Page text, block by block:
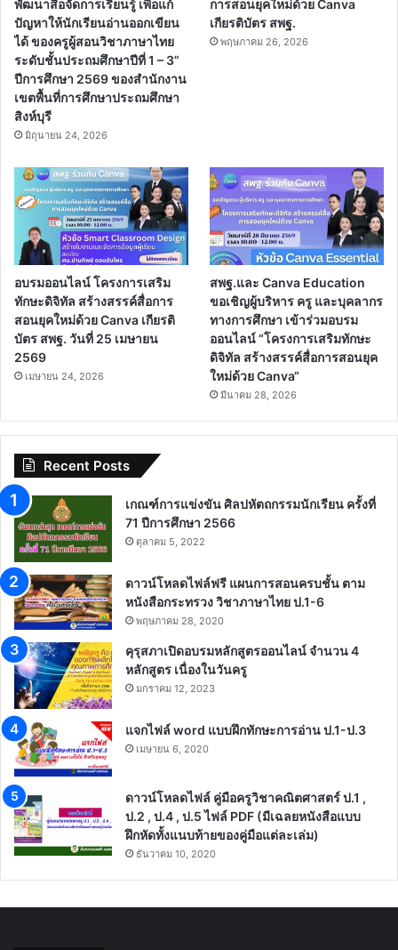
พัฒนาสื่อจัดการเรียนรู้ เพื่อแก้
ปัญหาให้นักเรียนอ่านออกเขียน
ได้ ของครูผู้สอนวิชาภาษาไทย
ระดับชั้นประถมศึกษาปีที่ 1 – 3”
ปีการศึกษา 2569 ของสำนักงาน
เขตพื้นที่การศึกษาประถมศึกษา
สิงห์บุรี
มิถุนายน 24, 2026
การสอนยุคใหม่ด้วย Canva
เกียรติบัตร สพฐ.
พฤษภาคม 26, 2026
อบรมออนไลน์ โครงการเสริม
ทักษะดิจิทัล สร้างสรรค์สื่อการ
สอนยุคใหม่ด้วย Canva เกียรติ
บัตร สพฐ. วันที่ 25 เมษายน
2569
เมษายน 24, 2026
สพฐ.และ Canva Education
ขอเชิญผู้บริหาร ครู และบุคลากร
ทางการศึกษา เข้าร่วมอบรม
ออนไลน์ “โครงการเสริมทักษะ
ดิจิทัล สร้างสรรค์สื่อการสอนยุค
ใหม่ด้วย Canva“
มีนาคม 28, 2026
Recent Posts
เกณฑ์การแข่งขัน ศิลปหัตถกรรมนักเรียน ครั้งที่
71 ปีการศึกษา 2566
ตุลาคม 5, 2022
ดาวน์โหลดไฟล์ฟรี แผนการสอนครบชั้น ตาม
หนังสือกระทรวง วิชาภาษาไทย ป.1-6
พฤษภาคม 28, 2020
คุรุสภาเปิดอบรมหลักสูตรออนไลน์ จำนวน 4
หลักสูตร เนื่องในวันครู
มกราคม 12, 2023
แจกไฟล์ word แบบฝึกทักษะการอ่าน ป.1-ป.3
เมษายน 6, 2020
ดาวน์โหลดไฟล์ คู่มือครูวิชาคณิตศาสตร์ ป.1 ,
ป.2 , ป.4 , ป.5 ไฟล์ PDF (มีเฉลยหนังสือแบบ
ฝึกหัดทั้งแนบท้ายของคู่มือแต่ละเล่ม)
ธันวาคม 10, 2020